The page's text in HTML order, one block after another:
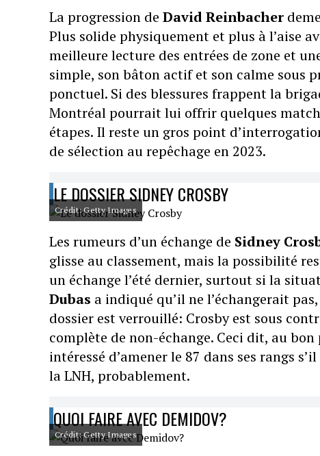
La progression de David Reinbacher
Plus solide physiquement et plus à l’aise
meilleure lecture des entrées de zone et
simple, son bâton actif et son calme sous
ponctuel. Si des blessures frappent la
Montréal pourrait lui offrir quelques
étapes. Il reste un gros point
de sélection au repêchage en 2023.
LE DOSSIER SIDNEY CROSBY
Crédit: Getty Images
Les rumeurs d’un échange de Sidney
glisse au classement, mais la possibilité
un échange l’été dernier, surtout si la
Dubas a indiqué qu’il ne l’échangerait
dossier est verrouillé: Crosby est sous
complète de non-échange. Ceci dit, au
intéressé d’amener le 87 dans ses rangs
la LNH, probablement.
QUOI FAIRE AVEC DEMIDOV?
Crédit: Getty Images